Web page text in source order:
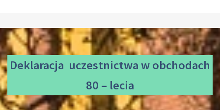
Deklaracja uczestnictwaw obchodach
80 – lecia